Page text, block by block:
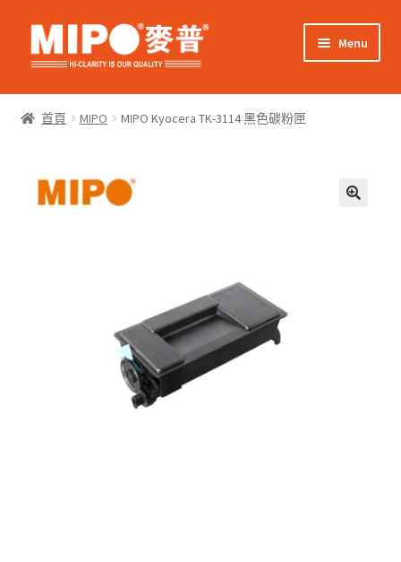
Skip
to
Skip
to
Menu
網上購物
零售客戶
Expand
child
首頁 MIPO MIPO Kyocera TK-3114 黑色碳粉匣